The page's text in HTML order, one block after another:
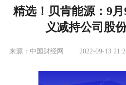
精选！贝肯能源：9
义减持公司股
来源：中国财经网 2022-09-13